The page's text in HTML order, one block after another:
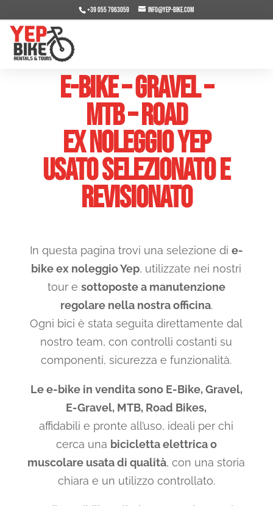
+39 055 7963059 info@yep-bike.com
E-BIKE – Gravel –
MTB – Road
ex noleggio Yep
Usato selezionato e
revisionato
In questa pagina trovi una selezione di e-
bike ex noleggio Yep, utilizzate nei nostri
tour e sottoposte a manutenzione
regolare nella nostra officina.
Ogni bici è stata seguita direttamente dal
nostro team, con controlli costanti su
componenti, sicurezza e funzionalità.
Le e-bike in vendita sono E-Bike, Gravel,
E-Gravel, MTB, Road Bikes,
affidabili e pronte all’uso, ideali per chi
cerca una bicicletta elettrica o
muscolare usata di qualità, con una storia
chiara e un utilizzo controllato.